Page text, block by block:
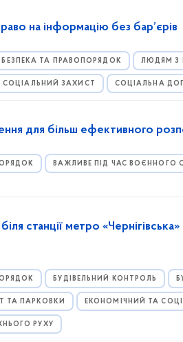
на інформацію без бар’єрів
БЕЗПЕКА ТА ПРАВОПОРЯДОК ЛЮДЯМ З
СОЦІАЛЬНИЙ ЗАХИСТ СОЦІАЛЬНА
для більш ефективного
ВАЖЛИВЕ ПІД ЧАС ВОЄННОГО
станції метро
БУДІВЕЛЬНИЙ КОНТРОЛЬ
ТА ПАРКОВКИ ЕКОНОМІЧНИЙ ТА
РУХУ